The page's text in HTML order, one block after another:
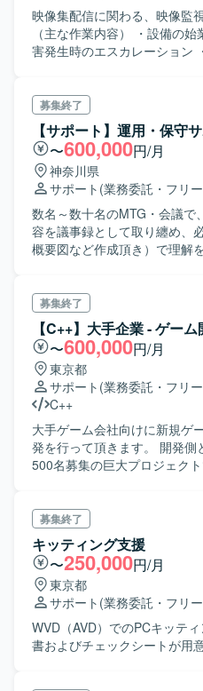
映像集配信に関わる、映像監
（主な作業内容） ・設備の
害発生時のエスカレーション
募集終了
【サポート】運用・保守
〜600,000円/月
神奈川県
サポート (業務委託・フリ
数名～数十名のMTG・会議で
容を議事録として取り纏め、
概要図など作成頂き）で理解
ータ抽出、キッティング、梱
を行っていただきます。
募集終了
【C++】大手企業 - ゲー
〜600,000円/月
東京都
サポート (業務委託・フリ
C++
大手ゲーム会社向けに新規ゲ
発を行って頂きます。 開発
500名募集の巨大プロジェクト
募集終了
キッティング支援
〜250,000円/月
東京都
サポート (業務委託・フリ
WVD（AVD）でのPCキッテ
書およびチェックシートが用